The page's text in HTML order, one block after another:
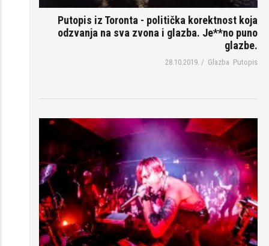
Putopis iz Toronta - politička korektnost koja
odzvanja na sva zvona i glazba. Je**no puno
glazbe.
28.10.2019. / Glazba Putopis